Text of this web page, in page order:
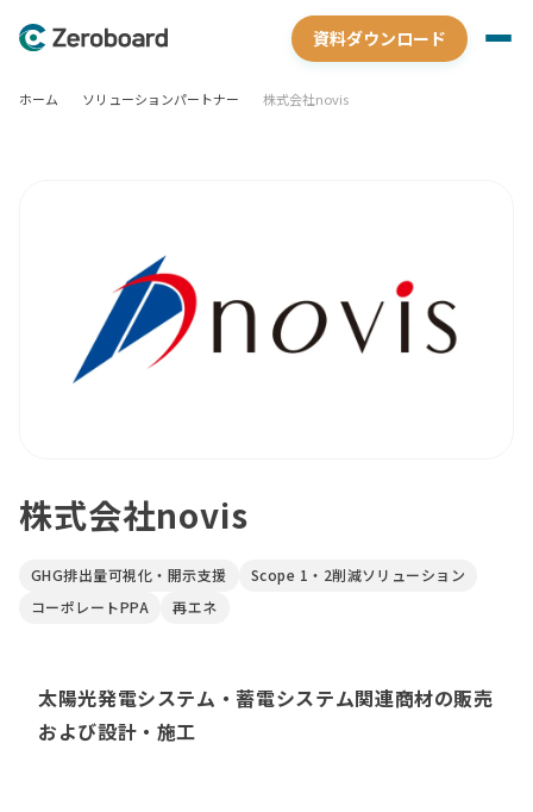
資料ダウンロード
ホーム ソリューションパートナー 株式会社novis
株式会社novis
GHG排出量可視化・開示支援
Scope 1・2削減ソリューション
コーポレートPPA
再エネ
太陽光発電システム・蓄電システム関連商材の販売
および設計・施工